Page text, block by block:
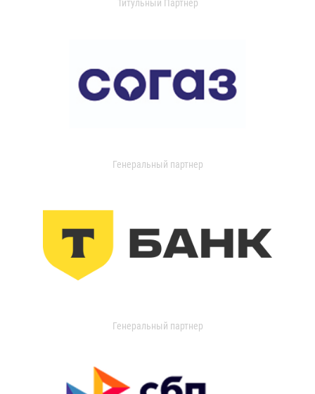
Титульный Партнер
Генеральный партнер
Генеральный партнер